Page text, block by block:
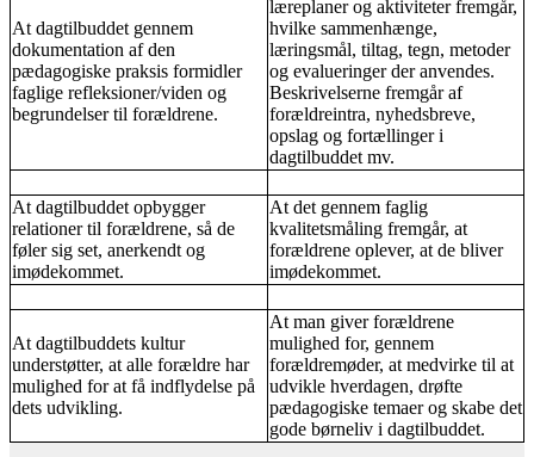
At dagtilbuddet gennem
dokumentation af den
pædagogiske praksis formidler
faglige refleksioner/viden og
begrundelser til forældrene.
læreplaner og aktiviteter fremgår,
hvilke sammenhænge,
læringsmål, tiltag, tegn, metoder
og evalueringer der anvendes.
Beskrivelserne fremgår af
forældreintra, nyhedsbreve,
opslag og fortællinger i
dagtilbuddet mv.
At dagtilbuddet opbygger
relationer til forældrene, så de
føler sig set, anerkendt og
imødekommet.
At det gennem faglig
kvalitetsmåling fremgår, at
forældrene oplever, at de bliver
imødekommet.
At dagtilbuddets kultur
understøtter, at alle forældre har
mulighed for at få indflydelse på
dets udvikling.
At man giver forældrene
mulighed for, gennem
forældremøder, at medvirke til at
udvikle hverdagen, drøfte
pædagogiske temaer og skabe det
gode børneliv i dagtilbuddet.